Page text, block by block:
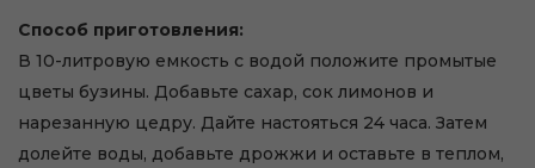
Способ приготовления:
В 10-литровую емкость с водой положите промытые
цветы бузины. Добавьте сахар, сок лимонов и
нарезанную цедру. Дайте настояться 24 часа. Затем
долейте воды, добавьте дрожжи и оставьте в теплом,